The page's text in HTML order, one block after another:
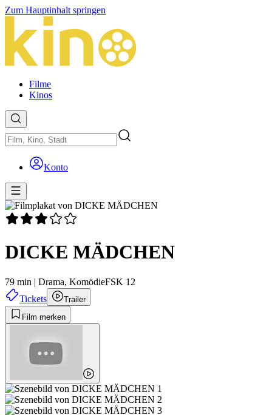
Zum Hauptinhalt springen
Filme
Kinos
Konto
DICKE MÄDCHEN
79 min | Drama, KomödieFSK 12
Tickets
Trailer
Film merken